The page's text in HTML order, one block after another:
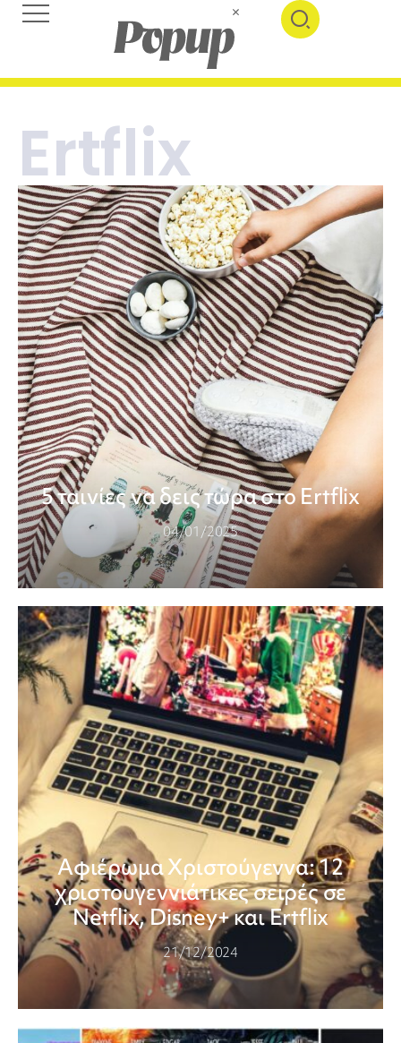
Ertflix
5 ταινίες να δεις τώρα στο Ertflix
04/01/2025
Αφιέρωμα Χριστούγεννα: 12
χριστουγεννιάτικες σειρές σε
Netflix, Disney+ και Ertflix
21/12/2024